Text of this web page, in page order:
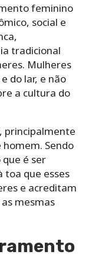
feminino
social e
tradicional
Mulheres
do lar, e não
a cultura do
principalmente
homem. Sendo
é ser
toa que esses
e acreditam
mesmas